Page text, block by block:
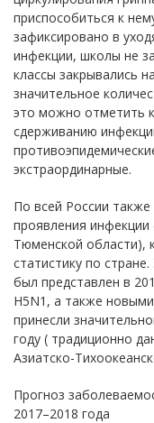
приспособиться к
зафиксировано в
инфекции, школы не
классы закрывались
значительное
это можно отметить
сдерживанию
экстраординарные.
По всей России
проявления
Тюменской области),
статистику по
был представлен в
H5N1, а также
принесли
году ( традиционно
Азиатско-
Прогноз
2017–2018 года